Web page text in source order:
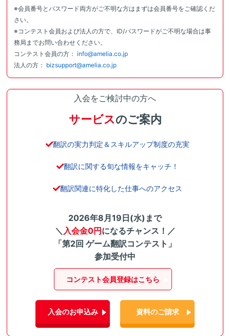
※会員番号とパスワード両方がご不明な方はまずは会員番号をご確認くだ
さい。
※コンテスト会員および法人の方で、ID/パスワードがご不明な場合は事
務局までお問い合わせください。
コンテスト会員の方： info@amelia.co.jp
法人の方： bizsupport@amelia.co.jp
入会をご検討中の方へ
サービスのご案内
翻訳の実力判定＆スキルアップ制度の充実
翻訳に関する旬な情報をキャッチ！
翻訳関連に特化した仕事へのアクセス
2026年8月19日(水)まで
＼ 入会金0円になるチャンス！／
「第2回 ゲーム翻訳コンテスト」
参加受付中
コンテスト会員登録はこちら
入会のお申込み 資料のご請求